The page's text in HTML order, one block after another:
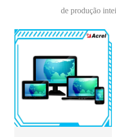
de produção